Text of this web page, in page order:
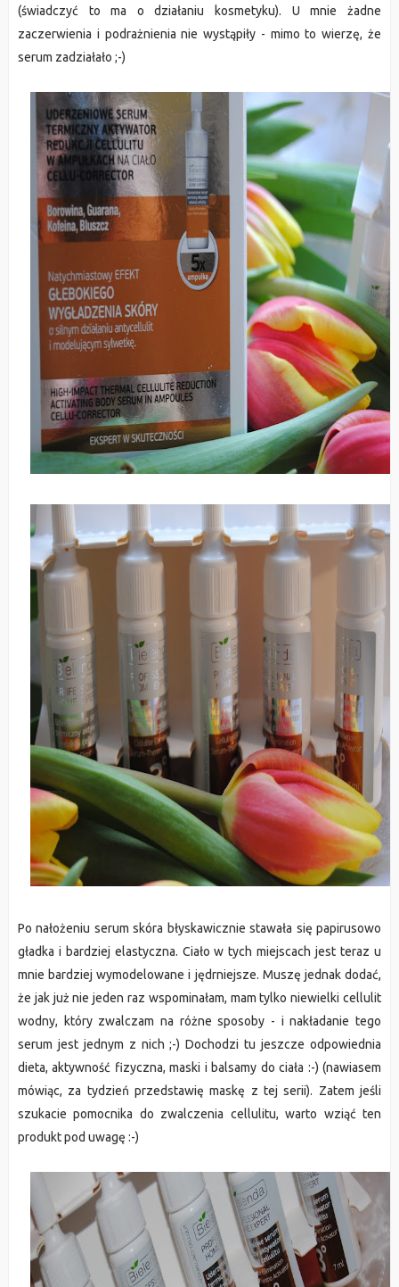
(świadczyć to ma o działaniu kosmetyku). U mnie żadne
zaczerwienia i podrażnienia nie wystąpiły - mimo to wierzę, że
serum zadziałało ;-)
Po nałożeniu serum skóra błyskawicznie stawała się papirusowo
gładka i bardziej elastyczna. Ciało w tych miejscach jest teraz u
mnie bardziej wymodelowane i jędrniejsze. Muszę jednak dodać,
że jak już nie jeden raz wspominałam, mam tylko niewielki cellulit
wodny, który zwalczam na różne sposoby - i nakładanie tego
serum jest jednym z nich ;-) Dochodzi tu jeszcze odpowiednia
dieta, aktywność fizyczna, maski i balsamy do ciała :-) (nawiasem
mówiąc, za tydzień przedstawię maskę z tej serii). Zatem jeśli
szukacie pomocnika do zwalczenia cellulitu, warto wziąć ten
produkt pod uwagę :-)